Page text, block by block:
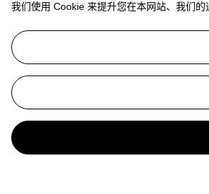
我们使用 Cookie 来提升您在本网站、我们